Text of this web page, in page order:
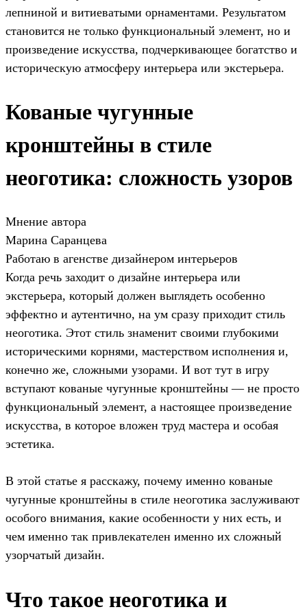
лепниной и витиеватыми орнаментами. Результатом
становится не только функциональный элемент, но и
произведение искусства, подчеркивающее богатство и
историческую атмосферу интерьера или экстерьера.
Кованые чугунные
кронштейны в стиле
неоготика: сложность узоров
Мнение автора
Марина Саранцева
Работаю в агенстве дизайнером интерьеров
Когда речь заходит о дизайне интерьера или
экстерьера, который должен выглядеть особенно
эффектно и аутентично, на ум сразу приходит стиль
неоготика. Этот стиль знаменит своими глубокими
историческими корнями, мастерством исполнения и,
конечно же, сложными узорами. И вот тут в игру
вступают кованые чугунные кронштейны — не просто
функциональный элемент, а настоящее произведение
искусства, в которое вложен труд мастера и особая
эстетика.
В этой статье я расскажу, почему именно кованые
чугунные кронштейны в стиле неоготика заслуживают
особого внимания, какие особенности у них есть, и
чем именно так привлекателен именно их сложный
узорчатый дизайн.
Что такое неоготика и